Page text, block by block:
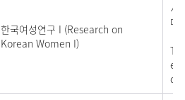
한국여성연구 I (Research on
Korean Women I)
서
대